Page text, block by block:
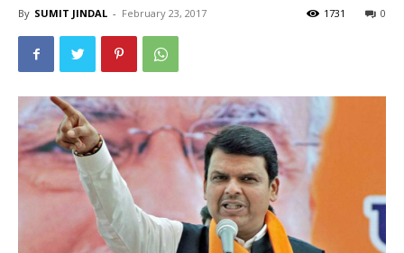
By SUMIT JINDAL - February 23, 2017 0
1731